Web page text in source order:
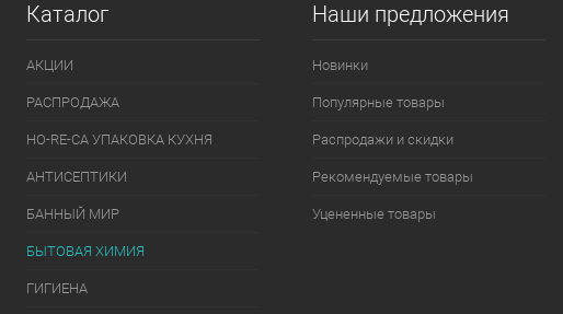
Каталог
АКЦИИ
РАСПРОДАЖА
HO-RE-CA УПАКОВКА КУХНЯ
АНТИСЕПТИКИ
БАННЫЙ МИР
БЫТОВАЯ ХИМИЯ
ГИГИЕНА
Наши предложения
Новинки
Популярные товары
Распродажи и скидки
Рекомендуемые товары
Уцененные товары